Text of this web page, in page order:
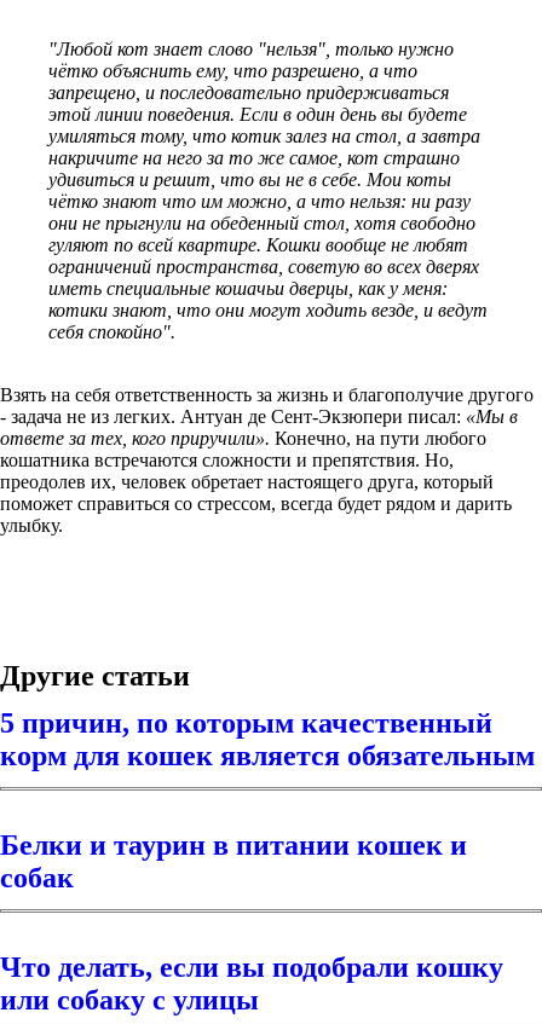
"Любой кот знает слово "нельзя", только нужно
чётко объяснить ему, что разрешено, а что
запрещено, и последовательно придерживаться
этой линии поведения. Если в один день вы будете
умиляться тому, что котик залез на стол, а завтра
накричите на него за то же самое, кот страшно
удивиться и решит, что вы не в себе. Мои коты
чётко знают что им можно, а что нельзя: ни разу
они не прыгнули на обеденный стол, хотя свободно
гуляют по всей квартире. Кошки вообще не любят
ограничений пространства, советую во всех дверях
иметь специальные кошачьи дверцы, как у меня:
котики знают, что они могут ходить везде, и ведут
себя спокойно".
Взять на себя ответственность за жизнь и благополучие другого
- задача не из легких. Антуан де Сент-Экзюпери писал: «Мы в
ответе за тех, кого приручили». Конечно, на пути любого
кошатника встречаются сложности и препятствия. Но,
преодолев их, человек обретает настоящего друга, который
поможет справиться со стрессом, всегда будет рядом и дарить
улыбку.
Другие статьи
5 причин, по которым качественный
корм для кошек является обязательным
Белки и таурин в питании кошек и
собак
Что делать, если вы подобрали кошку
или собаку с улицы